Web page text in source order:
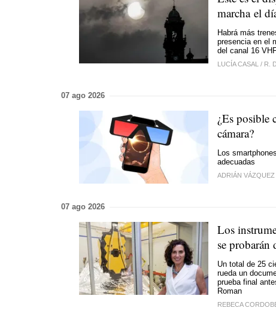
marcha el
Habrá más
presencia en el
del canal 16
LUCÍA CASAL / R.
07 ago 2026
¿Es posible
cámara?
Los
adecuadas
ADRIÁN VÁZQUEZ
07 ago 2026
Los
se probarán
Un total de 25
rueda un
prueba final
Roman
REBECA